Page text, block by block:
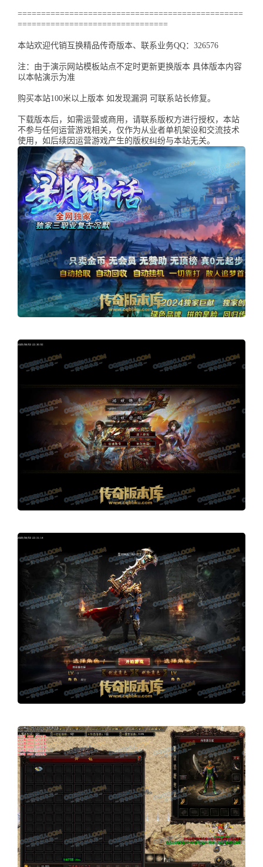
================================================
================================
本站欢迎代销互换精品传奇版本、联系业务QQ：326576
注：由于演示网站模板站点不定时更新更换版本 具体版本内容
以本帖演示为准
购买本站100米以上版本 如发现漏洞 可联系站长修复。
下载版本后，如需运营或商用，请联系版权方进行授权，本站
不参与任何运营游戏相关，仅作为从业者单机架设和交流技术
使用，如后续因运营游戏产生的版权纠纷与本站无关。